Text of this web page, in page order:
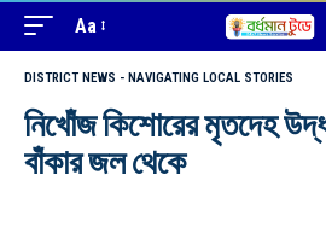
Aa
DISTRICT NEWS - NAVIGATING LOCAL STORIES
নিখোঁজ কিশোরের মৃতদেহ
বাঁকার জল থেকে